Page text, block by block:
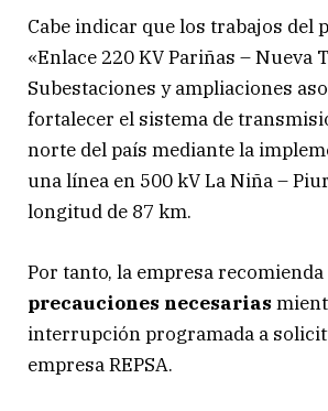
Cabe indicar que los trabajos del
«Enlace 220 KV Pariñas – Nueva
Subestaciones y ampliaciones
fortalecer el sistema de
norte del país mediante la
una línea en 500 kV La Niña –
longitud de 87 km.
Por tanto, la empresa recomienda
precauciones necesarias
interrupción programada a
empresa REPSA.